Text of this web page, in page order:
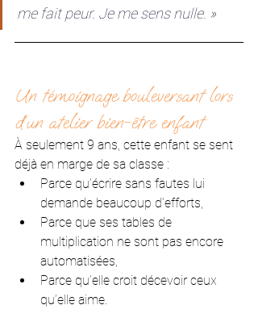
me fait peur. Je me sens nulle. »
Un témoignage bouleversant lors
d’un atelier bien-être enfant
À seulement 9 ans, cette enfant se sent
déjà en marge de sa classe :
Parce qu’écrire sans fautes lui
demande beaucoup d’efforts,
Parce que ses tables de
multiplication ne sont pas encore
automatisées,
Parce qu’elle croit décevoir ceux
qu’elle aime.